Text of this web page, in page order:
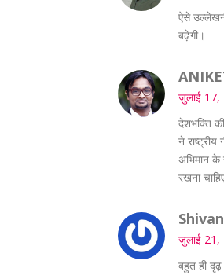
ऐसे
बढ़ेगी।
जुलाई 17,
देशभक्ति
ने
अभिमान के
रखना
जुलाई 21,
बहुत ही